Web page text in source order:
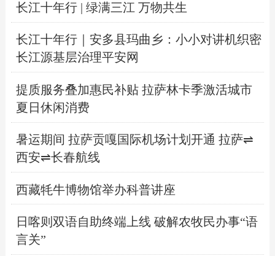
长江十年行 | 绿满三江 万物共生
长江十年行｜安多县玛曲乡：小小对讲机织密
长江源基层治理平安网
提质服务叠加惠民补贴 拉萨林卡季激活城市
夏日休闲消费
暑运期间 拉萨贡嘎国际机场计划开通 拉萨⇌
西安⇌长春航线
西藏牦牛博物馆举办科普讲座
日喀则双语自助终端上线 破解农牧民办事“语
言关”